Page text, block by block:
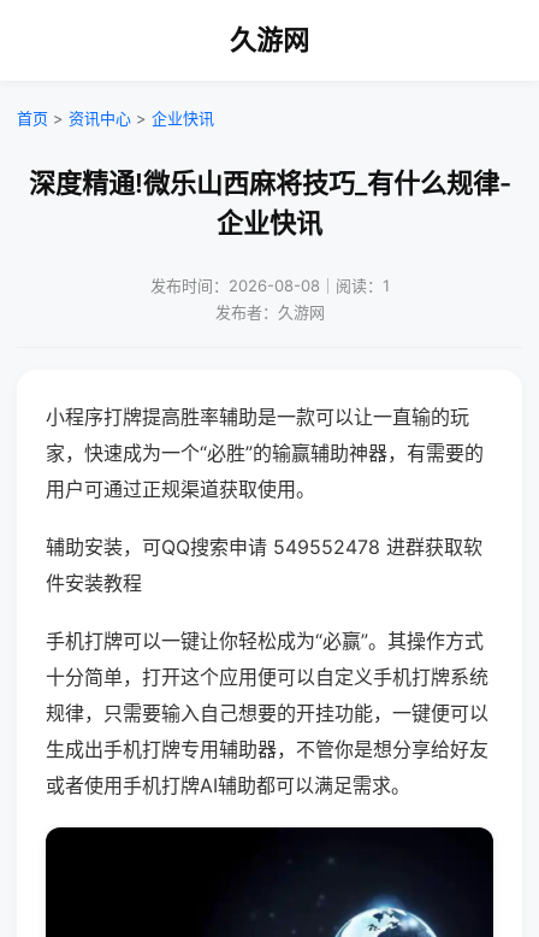
久游网
首页 > 资讯中心 > 企业快讯
深度精通!微乐山西麻将技巧_有什么规律-
企业快讯
发布时间：2026-08-08｜阅读：1
发布者：久游网
小程序打牌提高胜率辅助是一款可以让一直输的玩
家，快速成为一个“必胜”的输赢辅助神器，有需要的
用户可通过正规渠道获取使用。
辅助安装，可QQ搜索申请 549552478 进群获取软
件安装教程
手机打牌可以一键让你轻松成为“必赢”。其操作方式
十分简单，打开这个应用便可以自定义手机打牌系统
规律，只需要输入自己想要的开挂功能，一键便可以
生成出手机打牌专用辅助器，不管你是想分享给好友
或者使用手机打牌AI辅助都可以满足需求。